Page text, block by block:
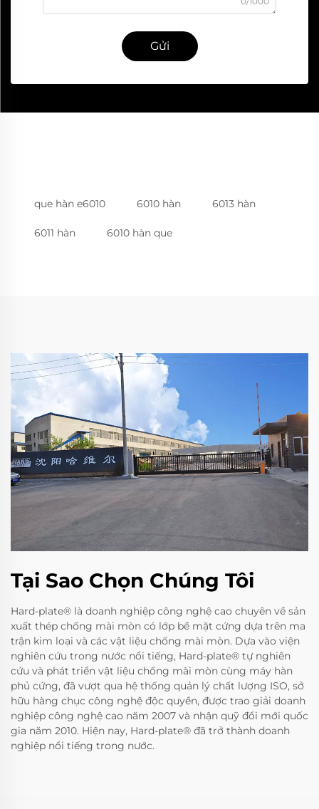
Gửi
que hàn e6010 6010 hàn 6013 hàn
6011 hàn 6010 hàn que
Tại Sao Chọn Chúng Tôi
Hard-plate® là doanh nghiệp công nghệ cao chuyên về sản
xuất thép chống mài mòn có lớp bề mặt cứng dựa trên ma
trận kim loại và các vật liệu chống mài mòn. Dựa vào viện
nghiên cứu trong nước nổi tiếng, Hard-plate® tự nghiên
cứu và phát triển vật liệu chống mài mòn cùng máy hàn
phủ cứng, đã vượt qua hệ thống quản lý chất lượng ISO, sở
hữu hàng chục công nghệ độc quyền, được trao giải doanh
nghiệp công nghệ cao năm 2007 và nhận quỹ đổi mới quốc
gia năm 2010. Hiện nay, Hard-plate® đã trở thành doanh
nghiệp nổi tiếng trong nước.